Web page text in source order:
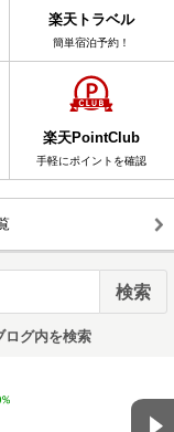
楽天トラベル
簡単宿泊予約！
楽天PointClub
手軽にポイントを確認
ログ内を検索